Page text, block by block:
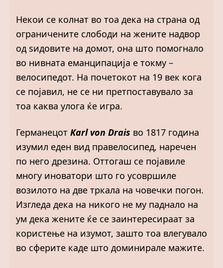
Некои се колнат во тоа дека на страна од
ограничените слободи на жените надвор
од ѕидовите на домот, она што помогнало
во нивната еманципација е токму –
велосипедот. На почетокот на 19 век кога
се појавил, не се ни претпоставувало за
тоа каква улога ќе игра.
Германецот Karl von Drais во 1817 година
изумил еден вид правелосипед, наречен
по него дрезина. Оттогаш се појавиле
многу иноватори што го усовршиле
возилото на две тркала на човечки погон.
Изгледа дека на никого не му паднало на
ум дека жените ќе се заинтересираат за
користење на изумот, зашто тоа влегувало
во сферите каде што доминирале мажите.